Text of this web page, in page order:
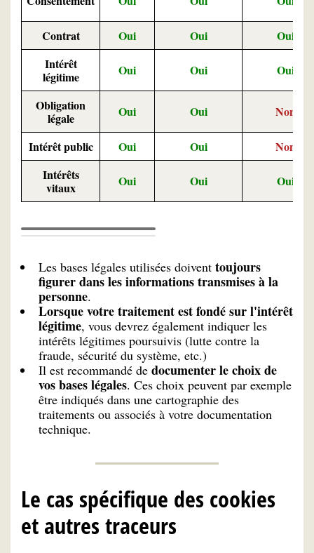
Contrat Oui Oui
Oui
Intérêt
légitime
Oui Oui Oui
Obligation
légale
Oui Oui Non
Intérêt public Oui Oui
Non
Intérêts
vitaux
Oui Oui Oui
Les bases légales utilisées doivent toujours
figurer dans les informations transmises à la
personne.
Lorsque votre traitement est fondé sur l'intérêt
légitime, vous devrez également indiquer les
intérêts légitimes poursuivis (lutte contre la
fraude, sécurité du système, etc.)
Il est recommandé de documenter le choix de
vos bases légales. Ces choix peuvent par exemple
être indiqués dans une cartographie des
traitements ou associés à votre documentation
technique.
Le cas spécifique des cookies
et autres traceurs